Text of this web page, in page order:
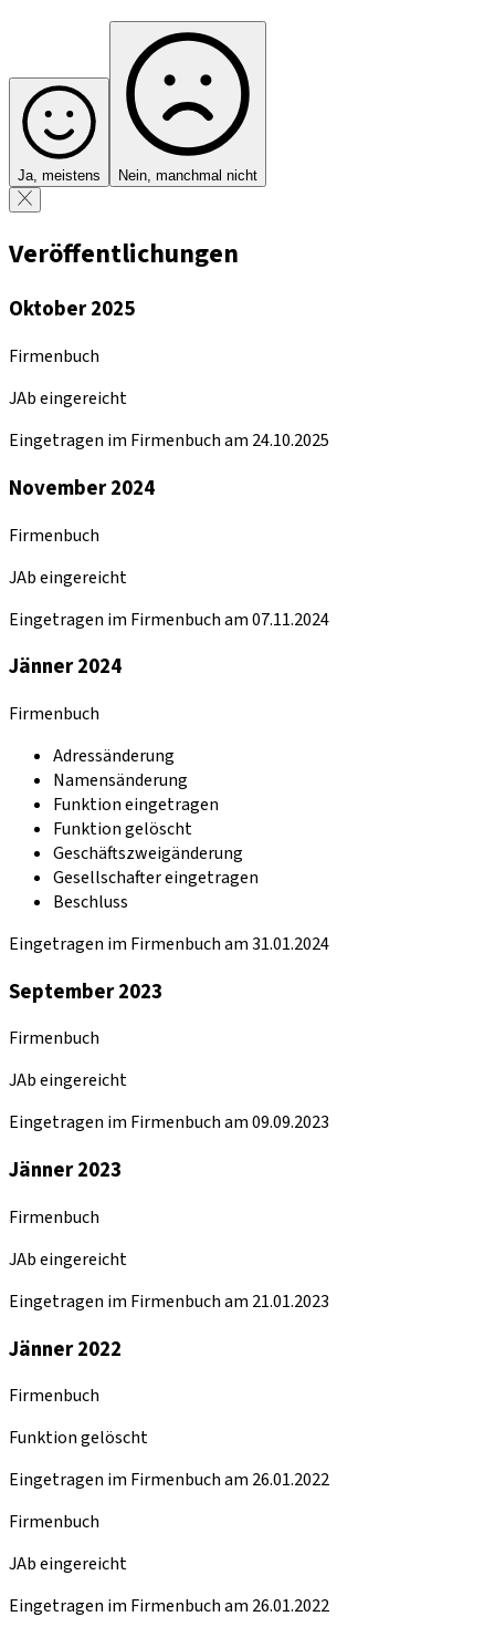
Ja, meistens Nein, manchmal nicht
Veröffentlichungen
Oktober 2025
Firmenbuch
JAb eingereicht
Eingetragen im Firmenbuch am 24.10.2025
November 2024
Firmenbuch
JAb eingereicht
Eingetragen im Firmenbuch am 07.11.2024
Jänner 2024
Firmenbuch
Adressänderung
Namensänderung
Funktion eingetragen
Funktion gelöscht
Geschäftszweigänderung
Gesellschafter eingetragen
Beschluss
Eingetragen im Firmenbuch am 31.01.2024
September 2023
Firmenbuch
JAb eingereicht
Eingetragen im Firmenbuch am 09.09.2023
Jänner 2023
Firmenbuch
JAb eingereicht
Eingetragen im Firmenbuch am 21.01.2023
Jänner 2022
Firmenbuch
Funktion gelöscht
Eingetragen im Firmenbuch am 26.01.2022
Firmenbuch
JAb eingereicht
Eingetragen im Firmenbuch am 26.01.2022